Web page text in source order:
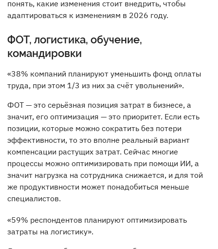
понять, какие изменения стоит внедрить, чтобы
адаптироваться к изменениям в 2026 году.
ФОТ, логистика, обучение,
командировки
«38% компаний планируют уменьшить фонд оплаты
труда, при этом 1/3 из них за счёт увольнений».
ФОТ — это серьёзная позиция затрат в бизнесе, а
значит, его оптимизация — это приоритет. Если есть
позиции, которые можно сократить без потери
эффективности, то это вполне реальный вариант
компенсации растущих затрат. Сейчас многие
процессы можно оптимизировать при помощи ИИ, а
значит нагрузка на сотрудника снижается, и для той
же продуктивности может понадобиться меньше
специалистов.
«59% респондентов планируют оптимизировать
затраты на логистику».